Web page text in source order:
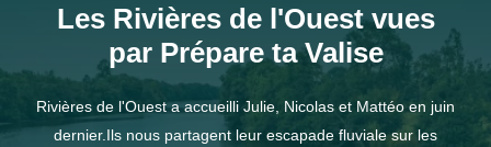
Les Rivières de l'Ouest vues
par Prépare ta Valise
Rivières de l'Ouest a accueilli Julie, Nicolas et Mattéo en juin
dernier.Ils nous partagent leur escapade fluviale sur les